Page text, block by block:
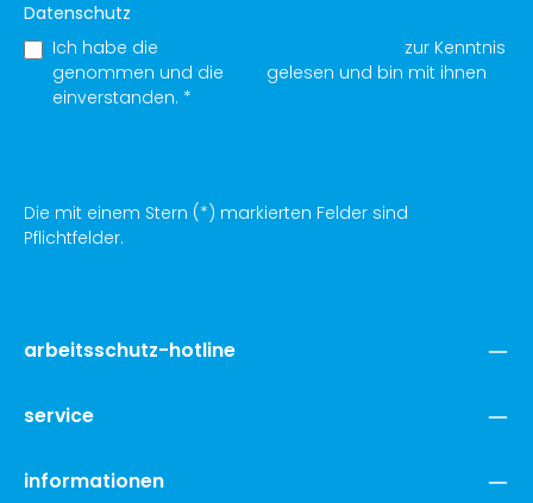
Datenschutz
Ich habe die
zur Kenntnis
genommen und die
gelesen und bin mit ihnen
einverstanden. *
Die mit einem Stern (*) markierten Felder sind
Pflichtfelder.
arbeitsschutz-hotline
service
informationen